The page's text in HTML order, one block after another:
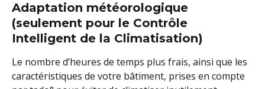
Adaptation météorologique
(seulement pour le Contrôle
Intelligent de la Climatisation)
Le nombre d’heures de temps plus frais, ainsi que les
caractéristiques de votre bâtiment, prises en compte